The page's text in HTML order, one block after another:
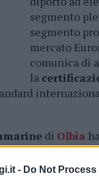
- Do Not
segmento
segmento
mercato
comunica di
la
di Olbia
grado di
delle stesse,
in direzione di